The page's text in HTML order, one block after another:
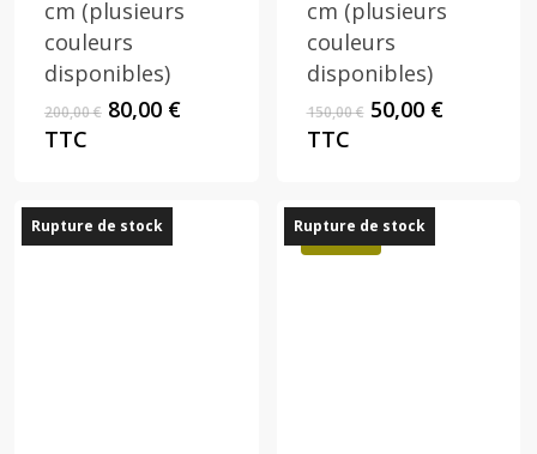
cm (plusieurs
couleurs
disponibles)
200,00€ Le
200,00 €.
80,00 €Le
TTC
cm (plusieurs
couleurs
disponibles)
150,00€ Le
150,00 €.
50,00 €Le
TTC
Rupture de stock Rupture de stock
Promo !